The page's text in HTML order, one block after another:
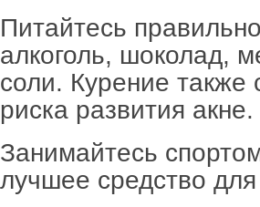
Питайтесь
алкоголь, шоколад,
соли. Курение также
риска развития акне.
Занимайтесь
лучшее средство